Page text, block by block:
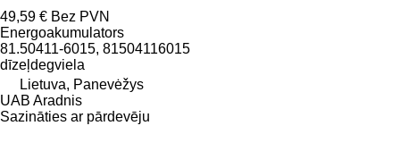
49,59 € Bez PVN
Energoakumulators
81.50411-6015, 81504116015
dīzeļdegviela
Lietuva, Panevėžys
UAB Aradnis
Sazināties ar pārdevēju